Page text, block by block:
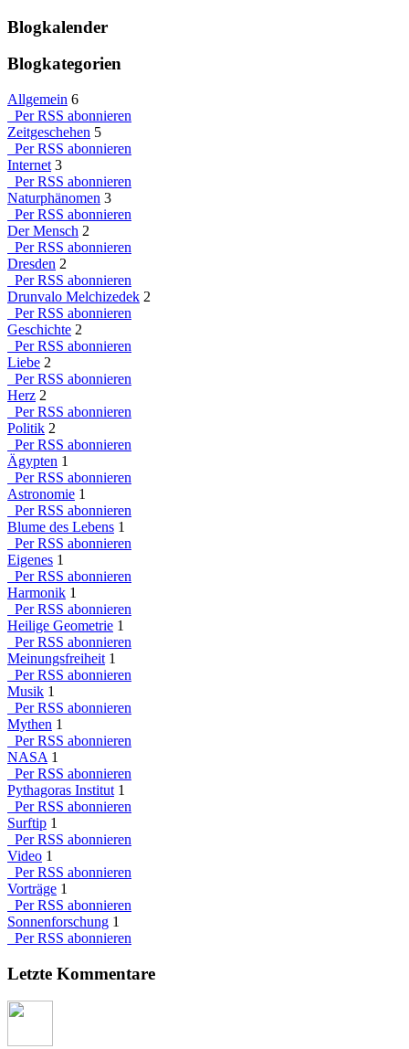
Blogkalender
Blogkategorien
Allgemein 6
Per RSS abonnieren
Zeitgeschehen 5
Per RSS abonnieren
Internet 3
Per RSS abonnieren
Naturphänomen 3
Per RSS abonnieren
Der Mensch 2
Per RSS abonnieren
Dresden 2
Per RSS abonnieren
Drunvalo Melchizedek 2
Per RSS abonnieren
Geschichte 2
Per RSS abonnieren
Liebe 2
Per RSS abonnieren
Herz 2
Per RSS abonnieren
Politik 2
Per RSS abonnieren
Ägypten 1
Per RSS abonnieren
Astronomie 1
Per RSS abonnieren
Blume des Lebens 1
Per RSS abonnieren
Eigenes 1
Per RSS abonnieren
Harmonik 1
Per RSS abonnieren
Heilige Geometrie 1
Per RSS abonnieren
Meinungsfreiheit 1
Per RSS abonnieren
Musik 1
Per RSS abonnieren
Mythen 1
Per RSS abonnieren
NASA 1
Per RSS abonnieren
Pythagoras Institut 1
Per RSS abonnieren
Surftip 1
Per RSS abonnieren
Video 1
Per RSS abonnieren
Vorträge 1
Per RSS abonnieren
Sonnenforschung 1
Per RSS abonnieren
Letzte Kommentare